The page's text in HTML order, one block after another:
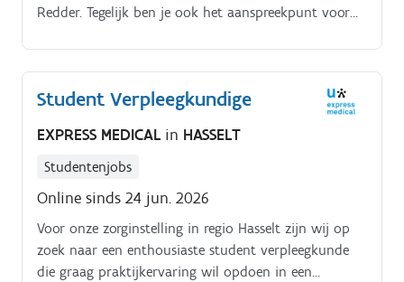
Redder. Tegelijk ben je ook het aanspreekpunt voor
– altijd alert, maar ook toegankelijk.
Student Verpleegkundige
EXPRESS MEDICAL in HASSELT
Studentenjobs
Online sinds 24 jun. 2026
Voor onze zorginstelling in regio Hasselt zijn wij op
zoek naar een enthousiaste student verpleegkunde
die graag praktijkervaring wil opdoen in een